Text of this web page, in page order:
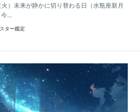
）未来が静かに切り替わる日（水瓶座新月
...
ター鑑定